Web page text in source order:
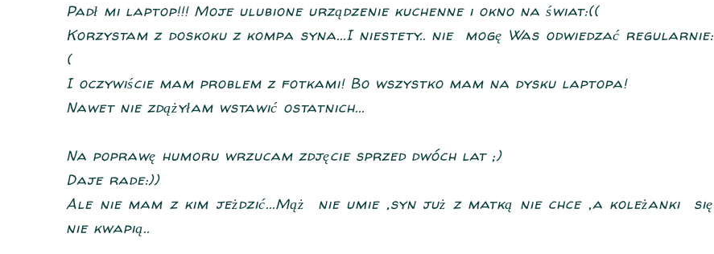
Padł mi laptop!!! Moje ulubione urządzenie kuchenne i okno na świat:((
Korzystam z doskoku z kompa syna...I niestety.. nie mogę Was odwiedzać regularnie:
(
I oczywiście mam problem z fotkami! Bo wszystko mam na dysku laptopa!
Nawet nie zdążyłam wstawić ostatnich...
Na poprawę humoru wrzucam zdjęcie sprzed dwóch lat ;)
Daje rade:))
Ale nie mam z kim jeżdzić...Mąż nie umie ,syn już z matką nie chce ,a koleżanki się
nie kwapią..